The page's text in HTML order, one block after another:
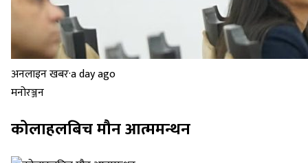
अनलाइन खबर·a day ago
मनोरञ्जन
कोलाहलबिच मौन आत्ममन्थन